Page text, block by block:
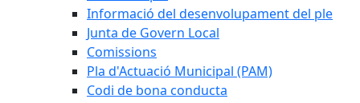
Informació del desenvolupament del ple
Junta de Govern Local
Comissions
Pla d'Actuació Municipal (PAM)
Codi de bona conducta